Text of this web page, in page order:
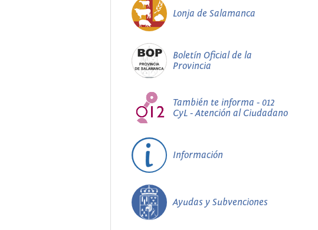
Lonja de Salamanca
Boletín Oficial de la
Provincia
También te informa - 012
CyL - Atención al Ciudadano
Información
Ayudas y Subvenciones